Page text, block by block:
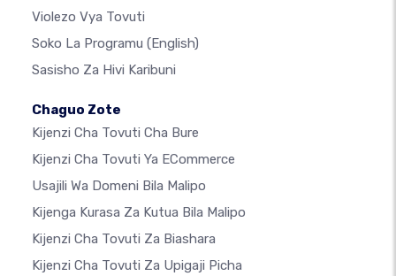
Violezo Vya Tovuti
Soko La Programu (English)
Sasisho Za Hivi Karibuni
Chaguo Zote
Kijenzi Cha Tovuti Cha Bure
Kijenzi Cha Tovuti Ya ECommerce
Usajili Wa Domeni Bila Malipo
Kijenga Kurasa Za Kutua Bila Malipo
Kijenzi Cha Tovuti Za Biashara
Kijenzi Cha Tovuti Za Upigaji Picha